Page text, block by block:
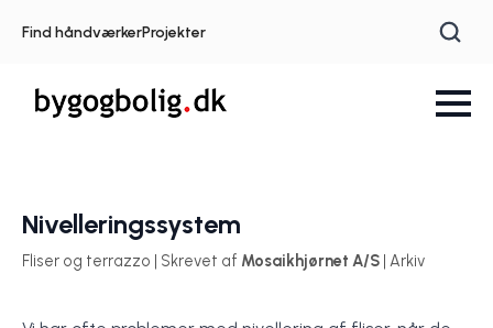
Find håndværkerProjekter
Nivelleringssystem
Fliser og terrazzo | Skrevet af Mosaikhjørnet A/S | Arkiv